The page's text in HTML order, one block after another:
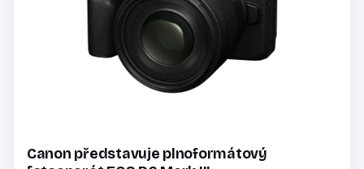
Canon představuje plnoformátový